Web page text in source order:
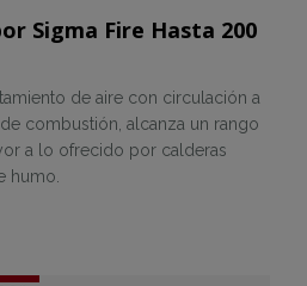
Sigma Fire Hasta 200
de aire con circulación a
combustión, alcanza un rango
a lo ofrecido por calderas
humo.